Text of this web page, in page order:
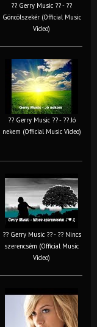
?? Gerry Music ?? - ??
Göncölszekér (Official Music
Video)
?? Gerry Music ?? - ?? Jó
nekem (Official Music Video)
?? Gerry Music ?? - ?? Nincs
szerencsém (Official Music
Video)